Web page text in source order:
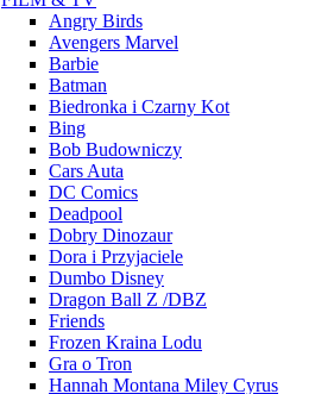
Angry Birds
Avengers Marvel
Barbie
Batman
Biedronka i Czarny Kot
Bing
Bob Budowniczy
Cars Auta
DC Comics
Deadpool
Dobry Dinozaur
Dora i Przyjaciele
Dumbo Disney
Dragon Ball Z /DBZ
Friends
Frozen Kraina Lodu
Gra o Tron
Hannah Montana Miley Cyrus